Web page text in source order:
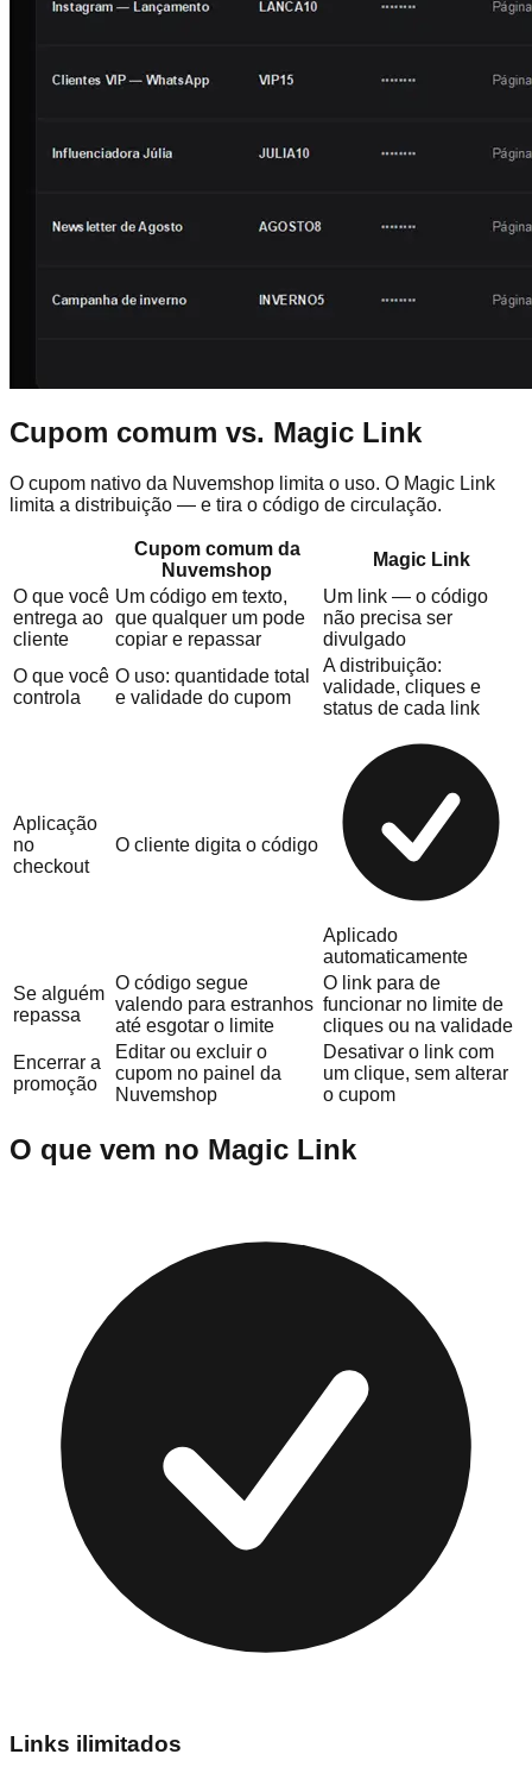
Cupom comum vs. Magic Link
O cupom nativo da Nuvemshop limita o uso. O Magic Link
limita a distribuição — e tira o código de circulação.
Cupom comum da
Nuvemshop
Magic Link
O que você
entrega ao
cliente
Um código em texto,
que qualquer um pode
copiar e repassar
Um link — o código
não precisa ser
divulgado
O que você
controla
O uso: quantidade total
e validade do cupom
A distribuição:
validade, cliques e
status de cada link
Aplicação
no
checkout
O cliente digita o código
Aplicado
automaticamente
Se alguém
repassa
O código segue
valendo para estranhos
até esgotar o limite
O link para de
funcionar no limite de
cliques ou na validade
Encerrar a
promoção
Editar ou excluir o
cupom no painel da
Nuvemshop
Desativar o link com
um clique, sem alterar
o cupom
O que vem no Magic Link
Links ilimitados